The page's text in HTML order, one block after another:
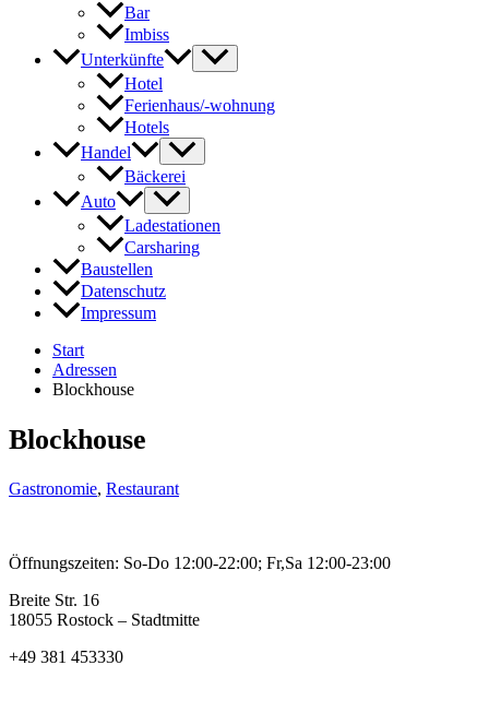
Bar
Imbiss
Unterkünfte
Hotel
Ferienhaus/-wohnung
Hotels
Handel
Bäckerei
Auto
Ladestationen
Carsharing
Baustellen
Datenschutz
Impressum
Start
Adressen
Blockhouse
Blockhouse
Gastronomie, Restaurant
Öffnungszeiten: So-Do 12:00-22:00; Fr,Sa 12:00-23:00
Breite Str. 16
18055 Rostock – Stadtmitte
+49 381 453330